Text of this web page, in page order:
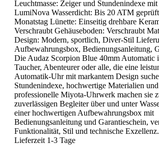
Leuchtmasse: Zeiger und Stundenindexe
LumiNova Wasserdicht: Bis 20 ATM
Monatstag Lünette: Einseitig drehbare
Verschraubt Gehäuseboden: Verschraubt
Design: Modern, sportlich, Diver-Stil
Aufbewahrungsbox, Bedienungsanleitung,
Die Audaz Scorpion Blue 40mm Automatic
Taucher, Abenteurer oder alle, die eine
Automatik-Uhr mit markantem Design
Stundenindexe, hochwertige Materialien
professionelle Miyota-Uhrwerk machen sie
zuverlässigen Begleiter über und unter
einer hochwertigen Aufbewahrungsbox mit
Bedienungsanleitung und Garantieschein,
Funktionalität, Stil und technische Exzellenz.
Lieferzeit 1-3 Tage